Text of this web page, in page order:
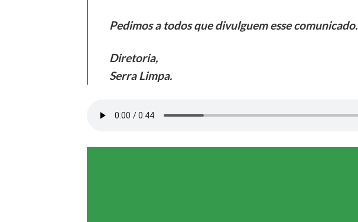
Pedimos a todos que divulguem esse comunicado.
Diretoria,
Serra Limpa.